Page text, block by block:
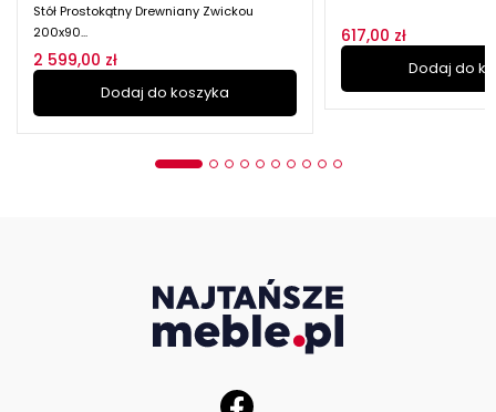
Stół Prostokątny Drewniany Zwickou
200x90...
2 599,00 zł
Dodaj do koszyka
617,00 zł
Dodaj do